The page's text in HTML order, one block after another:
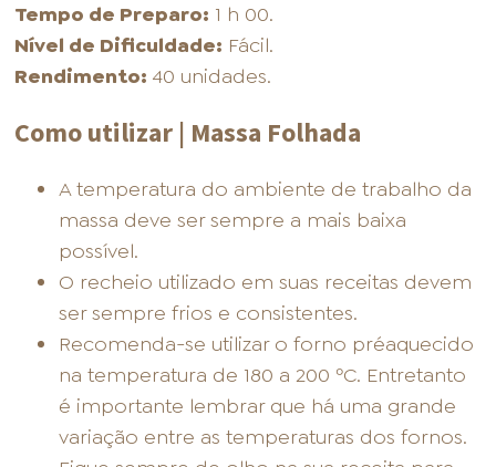
Tempo de Preparo: 1 h 00.
Nível de Dificuldade: Fácil.
Rendimento: 40 unidades.
Como utilizar | Massa Folhada
A temperatura do ambiente de trabalho da
massa deve ser sempre a mais baixa
possível.
O recheio utilizado em suas receitas devem
ser sempre frios e consistentes.
Recomenda-se utilizar o forno préaquecido
na temperatura de 180 a 200 ºC. Entretanto
é importante lembrar que há uma grande
variação entre as temperaturas dos fornos.